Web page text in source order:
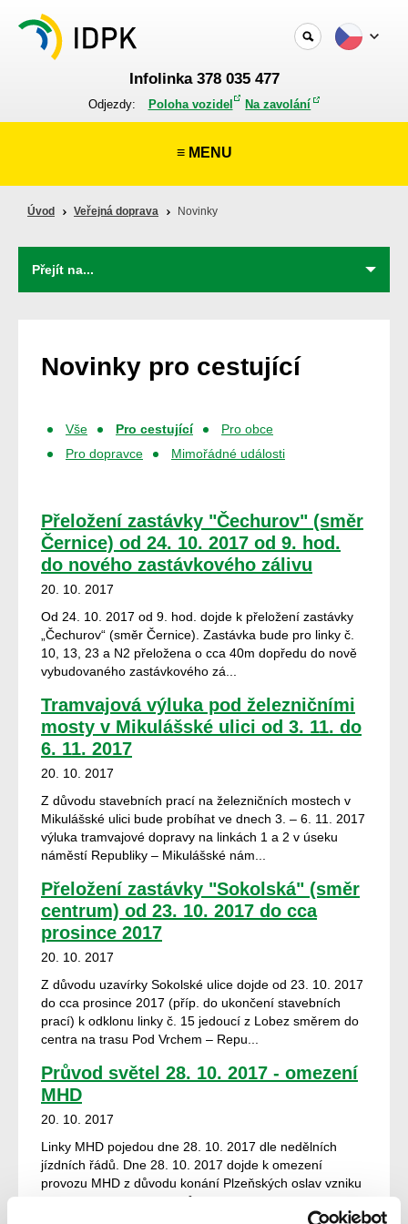
Infolinka 378 035 477
Odjezdy: Poloha vozidel Na zavolání
≡ MENU
Úvod Veřejná doprava Novinky
Novinky pro cestující
Vše Pro cestující
Pro obce
Pro dopravce
Mimořádné události
Přeložení zastávky "Čechurov" (směr
Černice) od 24. 10. 2017 od 9. hod.
do nového zastávkového zálivu
20. 10. 2017
Od 24. 10. 2017 od 9. hod. dojde k přeložení zastávky
„Čechurov“ (směr Černice). Zastávka bude pro linky č.
10, 13, 23 a N2 přeložena o cca 40m dopředu do nově
vybudovaného zastávkového zá...
Tramvajová výluka pod železničními
mosty v Mikulášské ulici od 3. 11. do
6. 11. 2017
20. 10. 2017
Z důvodu stavebních prací na železničních mostech v
Mikulášské ulici bude probíhat ve dnech 3. – 6. 11. 2017
výluka tramvajové dopravy na linkách 1 a 2 v úseku
náměstí Republiky – Mikulášské nám...
Přeložení zastávky "Sokolská" (směr
centrum) od 23. 10. 2017 do cca
prosince 2017
20. 10. 2017
Z důvodu uzavírky Sokolské ulice dojde od 23. 10. 2017
do cca prosince 2017 (příp. do ukončení stavebních
prací) k odklonu linky č. 15 jedoucí z Lobez směrem do
centra na trasu Pod Vrchem – Repu...
Průvod světel 28. 10. 2017 - omezení
MHD
20. 10. 2017
Linky MHD pojedou dne 28. 10. 2017 dle nedělních
jízdních řádů. Dne 28. 10. 2017 dojde k omezení
provozu MHD z důvodu konání Plzeňských oslav vzniku
republiky. Tramvaje: Z důvodu P...